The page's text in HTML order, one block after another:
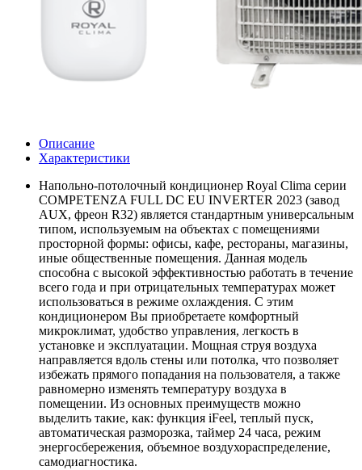
Описание
Характеристики
Напольно-потолочный кондиционер Royal Clima серии
COMPETENZA FULL DC EU INVERTER 2023 (завод
AUX, фреон R32) является стандартным универсальным
типом, используемым на объектах с помещениями
просторной формы: офисы, кафе, рестораны, магазины,
иные общественные помещения. Данная модель
способна с высокой эффективностью работать в течение
всего года и при отрицательных температурах может
использоваться в режиме охлаждения. С этим
кондиционером Вы приобретаете комфортный
микроклимат, удобство управления, легкость в
установке и эксплуатации. Мощная струя воздуха
направляется вдоль стены или потолка, что позволяет
избежать прямого попадания на пользователя, а также
равномерно изменять температуру воздуха в
помещении. Из основных преимуществ можно
выделить такие, как: функция iFeel, теплый пуск,
автоматическая разморозка, таймер 24 часа, режим
энергосбережения, объемное воздухораспределение,
самодиагностика.